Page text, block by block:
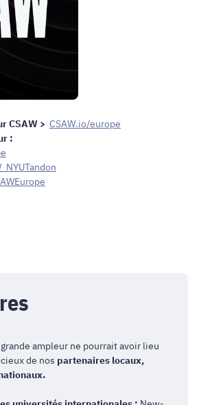
CSAW > CSAW.io/europe
:
ampleur ne pourrait avoir lieu
de nos partenaires locaux,